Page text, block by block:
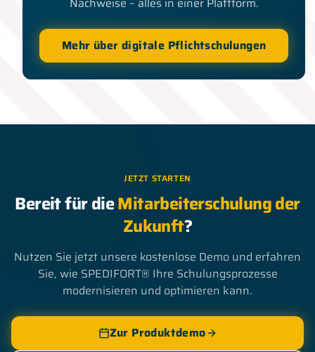
Mehr über digitale Pflichtschulungen
JETZT STARTEN
Bereit für dieMitarbeiterschulung der
Zukunft?
Nutzen Sie jetzt unsere kostenlose Demo und erfahren
Sie, wie SPEDIFORT® Ihre Schulungsprozesse
modernisieren und optimieren kann.
Zur Produktdemo